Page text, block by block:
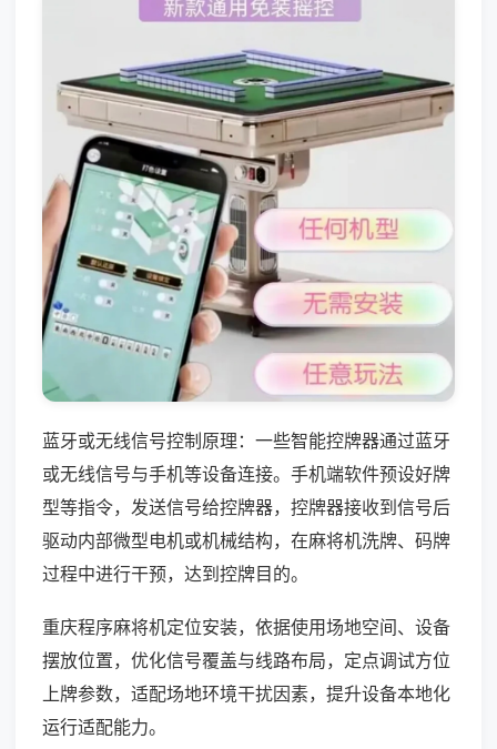
蓝牙或无线信号控制原理：一些智能控牌器通过蓝牙
或无线信号与手机等设备连接。手机端软件预设好牌
型等指令，发送信号给控牌器，控牌器接收到信号后
驱动内部微型电机或机械结构，在麻将机洗牌、码牌
过程中进行干预，达到控牌目的。
重庆程序麻将机定位安装，依据使用场地空间、设备
摆放位置，优化信号覆盖与线路布局，定点调试方位
上牌参数，适配场地环境干扰因素，提升设备本地化
运行适配能力。